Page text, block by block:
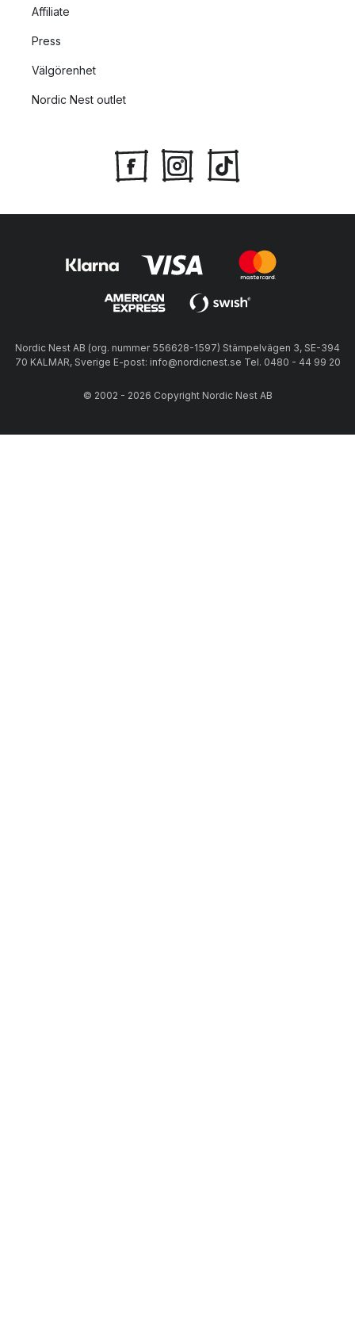
Affiliate
Press
Välgörenhet
Nordic Nest outlet
Nordic Nest AB (org. nummer 556628-1597) Stämpelvägen 3, SE-394
70 KALMAR, Sverige E-post: info@nordicnest.se Tel. 0480 - 44 99 20
© 2002 - 2026 Copyright Nordic Nest AB